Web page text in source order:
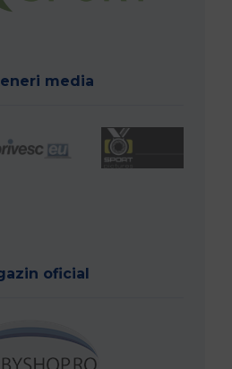
media
oficial